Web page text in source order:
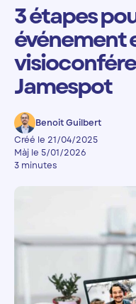
3 étapes
événement
Jamespot
Benoit Guilbert
Créé le 21/04/2025
Màj le 5/01/2026
3 minutes